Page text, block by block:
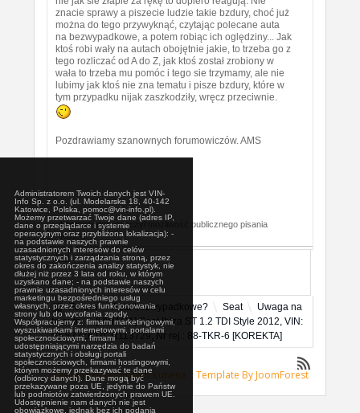
Administratorem Twoich danych jest VIN-
Info Sp. z o.o. (ul. Modelarska 18, 40-142
Katowice, Polska, pomoc@vin-info.pl).
Możemy przetwarzać Twoje dane (adres IP,
dane o przeglądarce i systemie
operacyjnym oraz przybliżona lokalizacja): -
na podstawie naszych prawnie
uzasadnionych interesów do celów
statystycznych i zarządzania stroną, przez
okres do zakończenia analizy statystyk, nie
dłużej niż przez 3 lata od roku, w którym
uzyskano dane; - na podstawie naszych
prawnie uzasadnionych interesów w celu
marketingu bezpośredniego usług
własnych, przez okres funkcjonowania
strony lub do wycofania zgody.
Współpracujemy z: firmami marketingowymi,
wyszukiwarkami internetowymi, portalami
społecznościowymi, firmami
udostępniającymi narzędzia do badań
statystycznych i obsługi portali
społecznościowych, firmami hostingowymi,
którym możemy przekazywać te dane
(odbiorcy danych). Dane mogą być
przekazywane poza UE, jedynie do Państw
lub podmiotów zatwierdzonych prawem UE.
Udostępnienie nam danych nie jest
obowiązkowe, jednak bez ich podania
znacie sprawy a piszecie ludzie takie bzdury, choć już
można do tego przywyknąć, czytając polecane auta
na bezwypadkowe, a potem robiąc ich oględziny... Jak
ktoś robi wały na autach obojętnie jakie, to trzeba go z
tego rozliczać od A do Z, jak ktoś został zrobiony w
wała to trzeba mu pomóc i tego sie trzymamy, ale nie
lubimy jak ktoś nie zna tematu i pisze bzdury, które w
tym przypadku nijak zaszkodziły, wręcz przeciwnie.
Pozdrawiamy szanownych forumowiczów. AMS
Administrator wyłączył możliwość publicznego pisania
postów.
Forum Auta bezwypadkowe? Seat
Uwaga na
to auto
[UWAGA] Seat Ibiza ST 1.2 TDI Style 2012, VIN:
VSSZZZ6JZCR113729, Nr rej.: 88-TKR-6 [KOREKTA]
Zasilane przezForum Kunena Template By JoomForest